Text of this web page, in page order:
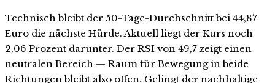
Technisch bleibt der 50-Tage-Durchschnitt bei 44,87
Euro die nächste Hürde. Aktuell liegt der Kurs noch
2,06 Prozent darunter. Der RSI von 49,7 zeigt einen
neutralen Bereich — Raum für Bewegung in beide
Richtungen bleibt also offen. Gelingt der nachhaltige